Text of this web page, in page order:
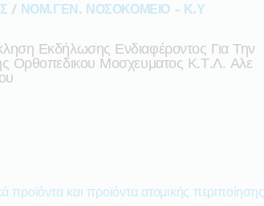
/ ΝΟΜ.ΓΕΝ. ΝΟΣΟΚΟΜΕΙΟ - Κ.Υ
Εκδήλωσης Ενδιαφέροντος Για Την
Ορθοπεδικου Μοσχευματος Κ.τ.λ. Αλε
και προϊόντα ατομικής περιποίησης